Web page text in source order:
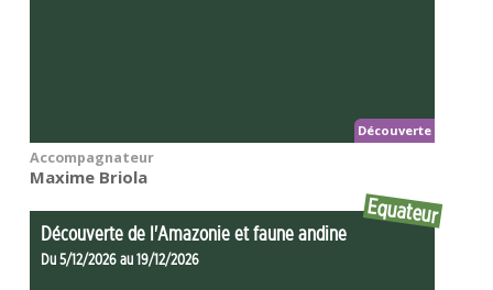
Découverte
Accompagnateur
Maxime Briola
Découverte de l'Amazonie et faune andine
Equateur
Du 5/12/2026 au 19/12/2026